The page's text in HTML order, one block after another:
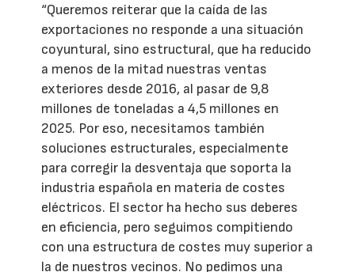
“Queremos reiterar que la caída de las
exportaciones no responde a una situación
coyuntural, sino estructural, que ha reducido
a menos de la mitad nuestras ventas
exteriores desde 2016, al pasar de 9,8
millones de toneladas a 4,5 millones en
2025. Por eso, necesitamos también
soluciones estructurales, especialmente
para corregir la desventaja que soporta la
industria española en materia de costes
eléctricos. El sector ha hecho sus deberes
en eficiencia, pero seguimos compitiendo
con una estructura de costes muy superior a
la de nuestros vecinos. No pedimos una